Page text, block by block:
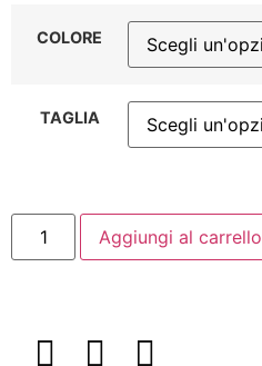
COLORE
TAGLIA
Aggiungi al carrello